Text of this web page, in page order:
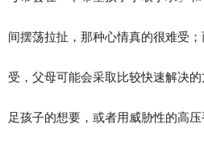
间摆荡拉扯，那种心情真的很难受
受，父母可能会采取比较快速解决
足孩子的想要，或者用威胁性的高压